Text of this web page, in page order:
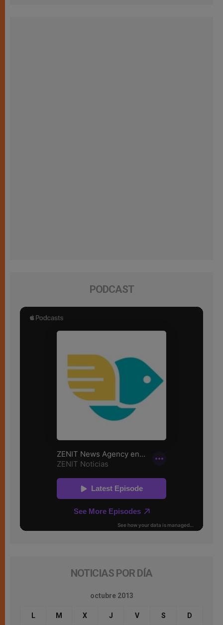
PODCAST
NOTICIAS POR DÍA
octubre 2013
L M X J V S D